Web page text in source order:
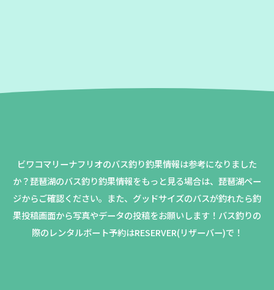
ビワコマリーナフリオのバス釣り釣果情報は参考になりました
か？琵琶湖のバス釣り釣果情報をもっと見る場合は、琵琶湖ペー
ジからご確認ください。 また、グッドサイズのバスが釣れたら釣
果投稿画面から写真やデータの投稿をお願いします！バス釣りの
際のレンタルボート予約はRESERVER(リザーバー)で！